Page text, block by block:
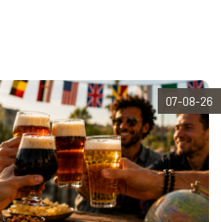
07-08-26